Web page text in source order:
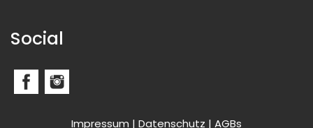
Social
Impressum | Datenschutz | AGBs